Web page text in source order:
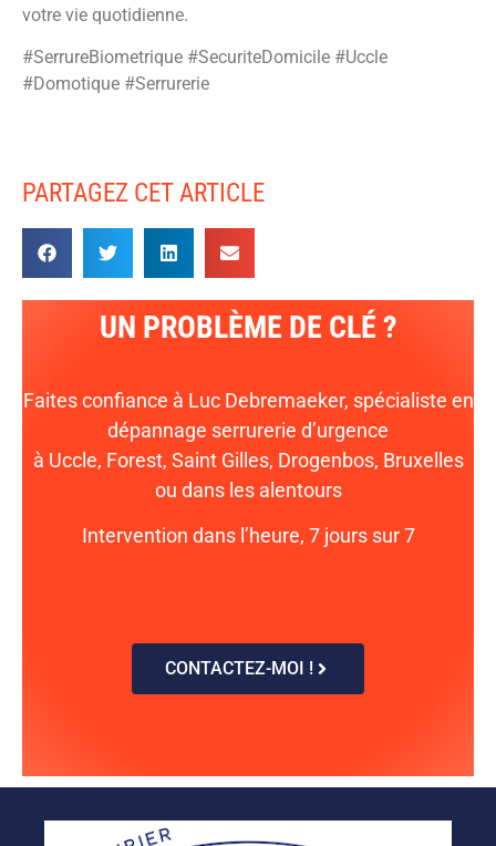
votre vie quotidienne.
#SerrureBiometrique #SecuriteDomicile #Uccle
#Domotique #Serrurerie
PARTAGEZ CET ARTICLE
UN PROBLÈME DE CLÉ ?
Faites confiance à Luc Debremaeker, spécialiste en
dépannage serrurerie d’urgence
à Uccle, Forest, Saint Gilles, Drogenbos, Bruxelles
ou dans les alentours
Intervention dans l’heure, 7 jours sur 7
CONTACTEZ-MOI !